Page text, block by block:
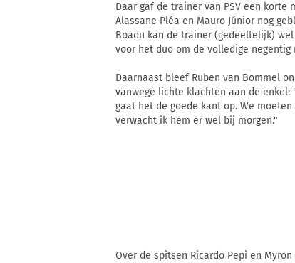
Daar gaf de trainer van PSV een
Alassane Pléa en Mauro Júnior nog
Boadu kan de trainer (gedeeltelijk)
voor het duo om de volledige
Daarnaast bleef Ruben van Bommel
vanwege lichte klachten aan de
gaat het de goede kant op. We
verwacht ik hem er wel bij morgen."
Over de spitsen Ricardo Pepi en